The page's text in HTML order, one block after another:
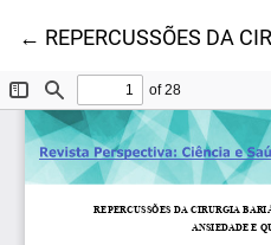
← Voltar aos Detalhes do
REPERCUSSÕES DA